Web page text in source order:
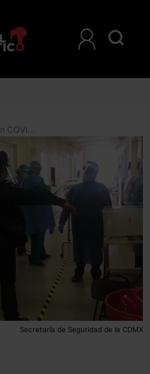
Policías impiden que hombre con COVID-19 se lance desde azotea de un hospital en CDMX
Secretaría de Seguridad de la CDMX